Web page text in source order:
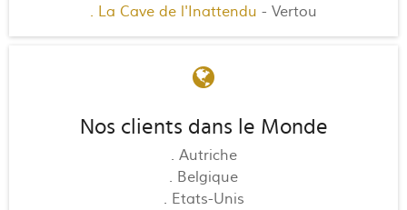
. La Cave de l'Inattendu - Vertou
Nos clients dans le Monde
. Autriche
. Belgique
. Etats-Unis